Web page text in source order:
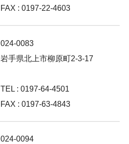
FAX : 0197-22-4603
024-0083
岩手県北上市柳原町2-3-17
TEL : 0197-64-4501
FAX : 0197-63-4843
024-0094